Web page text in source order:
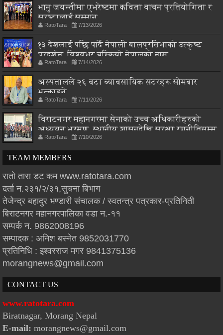
भानु जयन्तीमा एभरेष्टमा कविता वाचन प्रतियोगिता र
स्रष्टालाई सम्मान
RatoTara 7/13/2026
१३ देशलाई पछि पार्दै नेपाली बालप्रतिभाको उत्कृष्ट
प्रदर्शन, विश्वभर चम्कियो नेपालको नाम
RatoTara 7/14/2026
अस्पतालले २६ वटा व्यावसायिक सटरहरू सोमबार
भत्काइने
RatoTara 7/11/2026
विराटनगर महानगरमा सेनाको उच्च अधिकारीहरुको
अध्ययन भ्रमण, स्थानीय शासनदेखि सुरक्षा रणनीतिसम्म
छलफल
RatoTara 7/10/2026
TEAM MEMBERS
रातो तारा डट कम www.ratotara.com
दर्ता न.२३१/२/३१,सुचना बिभाग
तेजेन्द्र बहादुर भण्डारी संचालक / स्वतन्त्र पत्रकार-प्रतिनिती
बिराटनगर महानगरपालिका वडा न.-११
सम्पर्क न. 9862008196
सम्पादक : अनिश बस्नेत 9852031770
प्रतिनिधि : इश्वरराज मगर 9841375136
morangnews@gmail.com
CONTACT US
www.ratotara.com
Biratnagar, Morang Nepal
E-mail: morangnews@gmail.com